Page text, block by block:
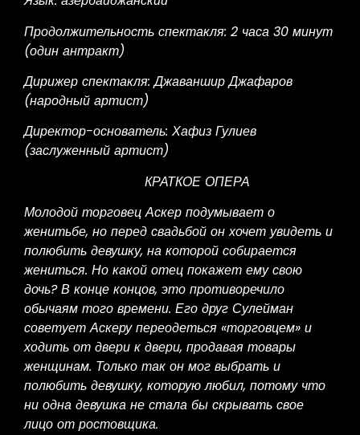
Продолжительность спектакля: 2 часа 30 минут
(один антракт)
Дирижер спектакля: Джаваншир Джафаров
(народный артист)
Директор-основатель: Хафиз Гулиев
(заслуженный артист)
КРАТКОЕ ОПЕРА
Молодой торговец Аскер подумывает о
женитьбе, но перед свадьбой он хочет увидеть и
полюбить девушку, на которой собирается
жениться. Но какой отец покажет ему свою
дочь? В конце концов, это противоречило
обычаям того времени. Его друг Сулейман
советует Аскеру переодеться «торговцем» и
ходить от двери к двери, продавая товары
женщинам. Только так он мог выбрать и
полюбить девушку, которую любил, потому что
ни одна девушка не стала бы скрывать свое
лицо от ростовщика.